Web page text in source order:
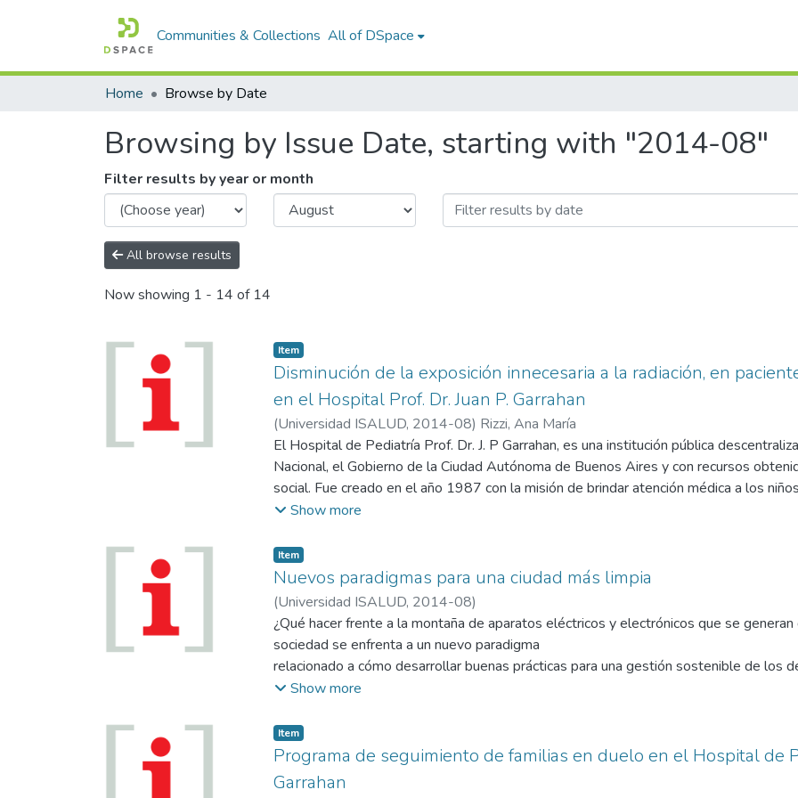
Communities & Collections All of DSpace
Home Browse by Date
Browsing by Issue Date, starting with "2014-08"
Filter results by year or month
All browse results
Now showing 1 - 14 of 14
Item
Disminución de la exposición innecesaria a la radiación, en
en el Hospital Prof. Dr. Juan P. Garrahan
(Universidad ISALUD, 2014-08) Rizzi, Ana María
El Hospital de Pediatría Prof. Dr. J. P Garrahan, es una institución pública
Nacional, el Gobierno de la Ciudad Autónoma de Buenos Aires y con recursos
social. Fue creado en el año 1987 con la misión de brindar atención médica a los
equidad y eficiencia, siendo centro de referencia para la atención pediátrica en todo el
niño desde múltiples perspectivas.
La visión a la que aspira el hospital es atender a pacientes pediátricos con patologías
progresivos y actividad interdisciplinaria, propendiendo a la mejora de su calidad de
desarrollo tecnológico y nivel científico-técnico de todo su personal; ser pionero en
gestión prestigiando así la docencia y la investigación; mantener la satisfacción de los
respetando su multiculturalidad y tender a mejorar la gestión por procesos y
El hospital J.P. Garrahan, en su rol de hospital pediátrico de referencia nacional, se
sanitarias de la población. En el año 1997 se crea y desarrolla la Oficina de
objetivo de mejorar la atención y seguimiento de los pacientes pediátricos a través
mediante diferentes soportes tecnológicos (Fax, correo electrónico,
resolver consultas entre zonas distantes del país promueve un acceso más eficaz,
Show more
Item
Nuevos paradigmas para una ciudad más limpia
(Universidad ISALUD, 2014-08)
¿Qué hacer frente a la montaña de aparatos eléctricos y electrónicos que se generan
sociedad se enfrenta a un nuevo paradigma
relacionado a cómo desarrollar buenas prácticas para una gestión sostenible de los
concepto tiene por objetivo aumentar la eficiencia global y reducir los riesgos para
Show more
Item
Programa de seguimiento de familias en duelo en el Hospital de
Garrahan